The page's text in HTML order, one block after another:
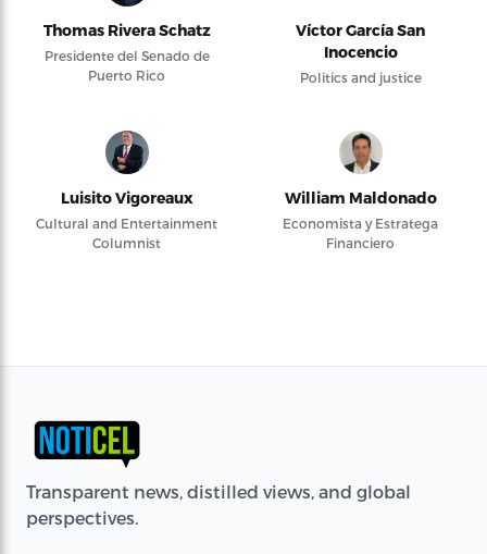
Thomas Rivera Schatz
Presidente del Senado de
Puerto Rico
Víctor García San
Inocencio
Politics and justice
Luisito Vigoreaux
Cultural and Entertainment
Columnist
William Maldonado
Economista y Estratega
Financiero
Transparent news, distilled views, and global
perspectives.